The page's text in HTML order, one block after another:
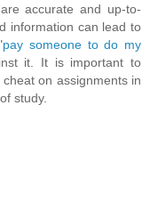
accurate and up-to-
information can lead to
pay someone to do my
it. It is important to
on assignments in
study.